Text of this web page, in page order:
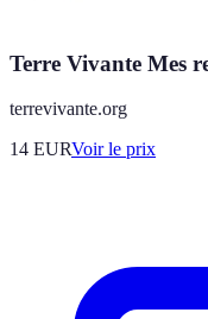
Terre Vivante Mes
terrevivante.org
14 EURVoir le prix